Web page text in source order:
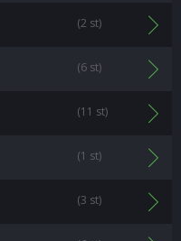
(2 st)
(6 st)
(11 st)
(1 st)
(3 st)